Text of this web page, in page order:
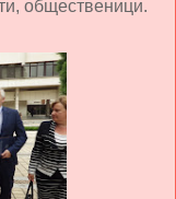
общественици.